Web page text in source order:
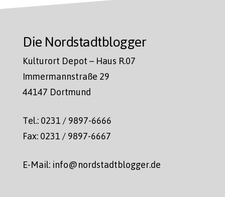
Die Nordstadtblogger
Kulturort Depot – Haus R.07
Immermannstraße 29
44147 Dortmund
Tel.: 0231 / 9897-6666
Fax: 0231 / 9897-6667
E-Mail: info@nordstadtblogger.de